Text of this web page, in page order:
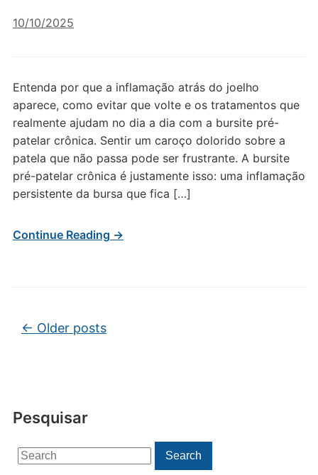
10/10/2025
Entenda por que a inflamação atrás do joelho
aparece, como evitar que volte e os tratamentos que
realmente ajudam no dia a dia com a bursite pré-
patelar crônica. Sentir um caroço dolorido sobre a
patela que não passa pode ser frustrante. A bursite
pré-patelar crônica é justamente isso: uma inflamação
persistente da bursa que fica […]
Continue Reading →
Post navigation
← Older posts
Pesquisar
Search
for:
Search